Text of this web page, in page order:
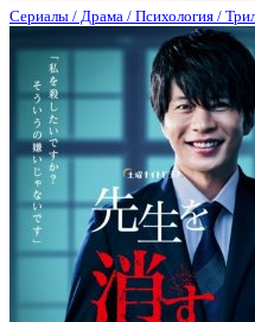
Сериалы / Драма / Психология /